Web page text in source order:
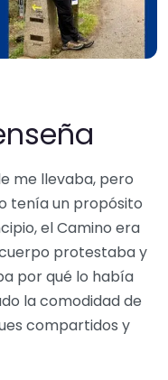
me llevaba, pero
tenía un propósito
el Camino era
cuerpo protestaba y
por qué lo había
la comodidad de
compartidos y